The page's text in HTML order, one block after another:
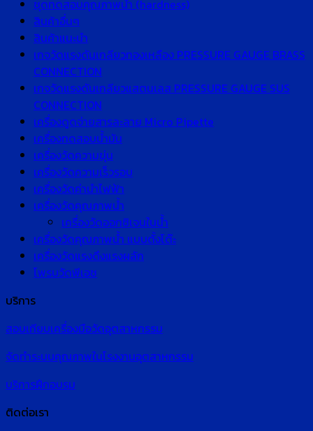
ชุดทดสอบคุณภาพน้ำ (hardness)
สินค้าอื่นๆ
สินค้าแนะนำ
เกจวัดแรงดันเกลียวทองเหลือง PRESSURE GAUGE BRASS
CONNECTION
เกจวัดแรงดันเกลียวแสตนเลส PRESSURE GAUGE SUS
CONNECTION
เครื่องดูดจ่ายสารละลาย Micro Pipette
เครื่องทดสอบน้ำมัน
เครื่องวัดความขุ่น
เครื่องวัดความเร็วรอบ
เครื่องวัดค่านำไฟฟ้า
เครื่องวัดคุณภาพน้ำ
เครื่องวัดออกซิเจนในน้ำ
เครื่องวัดคุณภาพน้ำ แบบตั้งโต๊ะ
เครื่องวัดแรงดึงแรงผลัก
โพรบวัดพีเอช
บริการ
สอบเทียบเครื่องมือวัดอุตสาหกรรม
จัดทำระบบคุณภาพในโรงงานอุตสาหกรรม
บริการฝึกอบรม
ติดต่อเรา